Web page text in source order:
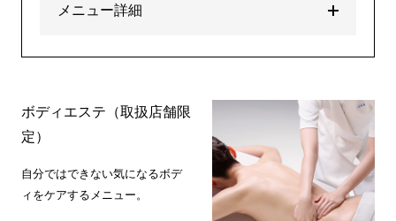
メニュー詳細
ボディエステ（取扱店舗限
定）
自分ではできない気になるボデ
ィをケアするメニュー。